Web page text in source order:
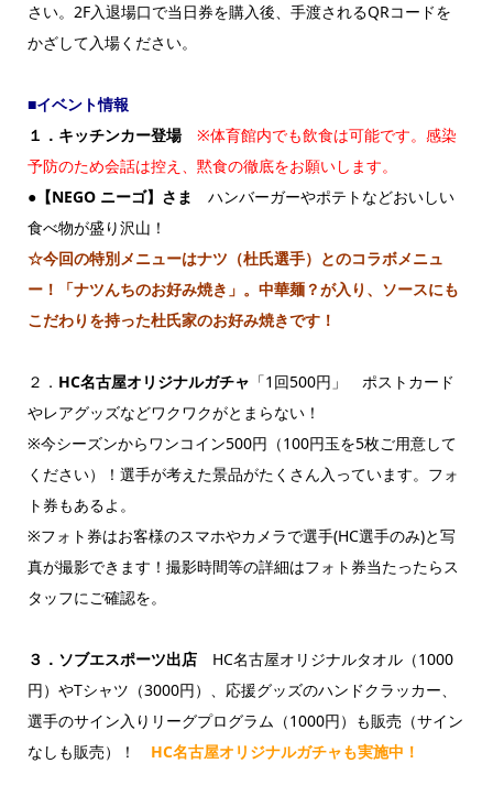
さい。2F入退場口で当日券を購入後、手渡されるQRコードを
かざして入場ください。
■イベント情報
１．キッチンカー登場 ※体育館内でも飲食は可能です。感染
予防のため会話は控え、黙食の徹底をお願いします。
●【NEGO ニーゴ】さま ハンバーガーやポテトなどおいしい
食べ物が盛り沢山！
☆今回の特別メニューはナツ（杜氏選手）とのコラボメニュ
ー！「ナツんちのお好み焼き」。中華麺？が入り、ソースにも
こだわりを持った杜氏家のお好み焼きです！
２． HC名古屋オリジナルガチャ 「1回500円」 ポストカード
やレアグッズなどワクワクがとまらない！
※今シーズンからワンコイン500円（100円玉を5枚ご用意して
ください）！選手が考えた景品がたくさん入っています。フォ
ト券もあるよ。
※フォト券はお客様のスマホやカメラで選手(HC選手のみ)と写
真が撮影できます！撮影時間等の詳細はフォト券当たったらス
タッフにご確認を。
３．ソブエスポーツ出店HC名古屋オリジナルタオル（1000
円）やTシャツ（3000円）、応援グッズのハンドクラッカー、
選手のサイン入りリーグプログラム（1000円）も販売（サイン
なしも販売）！ HC名古屋オリジナルガチャも実施中！